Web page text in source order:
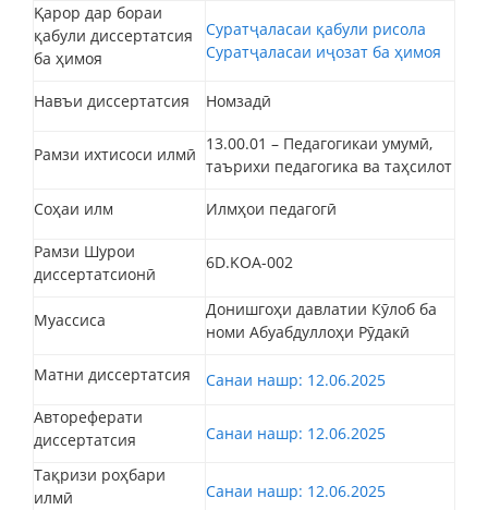
Қарор дар бораи
қабули диссертатсия
ба ҳимоя
Суратҷаласаи қабули рисола
Суратҷаласаи иҷозат ба ҳимоя
Навъи диссертатсия Номзадӣ
Рамзи ихтисоси илмӣ
13.00.01 – Педагогикаи умумӣ,
таърихи педагогика ва таҳсилот
Соҳаи илм Илмҳои педагогӣ
Рамзи Шурои
диссертатсионӣ
6D.KOA-002
Муассиса
Донишгоҳи давлатии Кӯлоб ба
номи Абуабдуллоҳи Рӯдакӣ
Матни диссертатсия
Санаи нашр: 12.06.2025
Автореферати
диссертатсия
Санаи нашр: 12.06.2025
Тақризи роҳбари
илмӣ
Санаи нашр: 12.06.2025